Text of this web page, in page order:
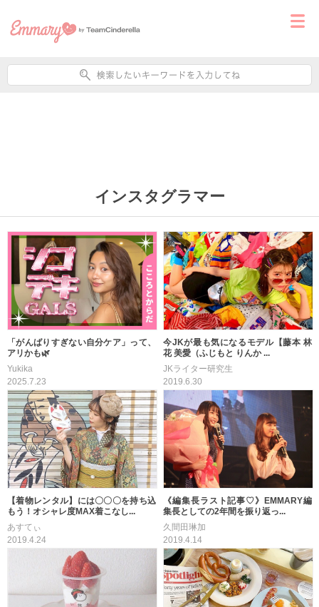
インスタグラマー
「がんばりすぎない自分ケア」って、
アリかも🌿
Yukika
2025.7.23
今JKが最も気になるモデル【藤本 林
花 美愛（ふじもと りんか ...
JKライター研究生
2019.6.30
【着物レンタル】には〇〇〇を持ち込
もう！オシャレ度MAX着こなし...
あすてぃ
2019.4.24
《編集長ラスト記事♡》EMMARY編
集長としての2年間を振り返っ...
久間田琳加
2019.4.14